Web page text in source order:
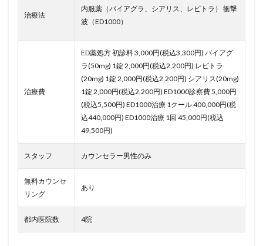
治療法
内服薬（バイアグラ、シアリス、レビトラ） 衝撃
波（ED1000）
治療費
ED薬処方 初診料 3,000円(税込3,300円) バイアグ
ラ(50mg) 1錠 2,000円(税込2,200円) レビトラ
(20mg) 1錠 2,000円(税込2,200円) シアリス(20mg)
1錠 2,000円(税込2,200円) ED1000診察費 5,000円
(税込5,500円) ED1000治療 1クール 400,000円(税
込440,000円) ED1000治療 1回 45,000円(税込
49,500円)
スタッフ カウンセラー男性のみ
無料カウンセ
リング
あり
都内医院数 4院